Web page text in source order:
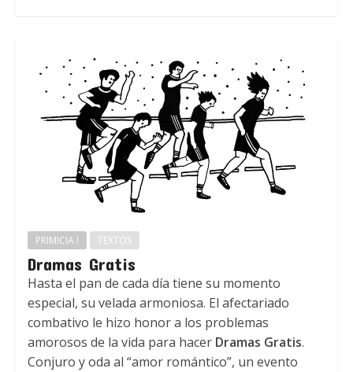
PRIMICIA ! TEXTOS
Dramas Gratis
Hasta el pan de cada día tiene su momento
especial, su velada armoniosa. El afectariado
combativo le hizo honor a los problemas
amorosos de la vida para hacer Dramas Gratis.
Conjuro y oda al “amor romántico”, un evento